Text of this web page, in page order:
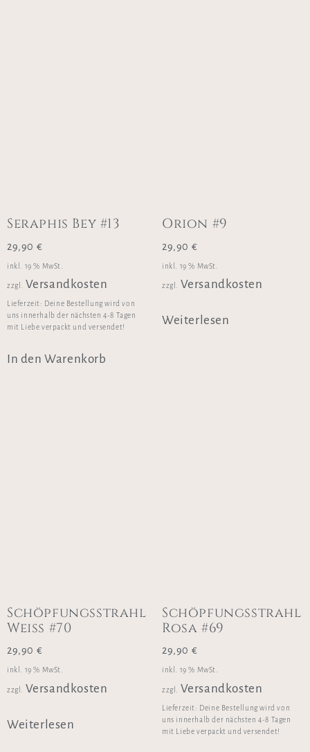
Seraphis Bey #13
29,90 €
inkl. 19 % MwSt.
zzgl. Versandkosten
Lieferzeit: Deine Bestellung wird von
uns innerhalb der nächsten 4-8 Tagen
mit Liebe verpackt und versendet!
In den Warenkorb
Orion #9
29,90 €
inkl. 19 % MwSt.
zzgl. Versandkosten
Weiterlesen
Schöpfungsstrahl
Weiss #70
29,90 €
inkl. 19 % MwSt.
zzgl. Versandkosten
Weiterlesen
Schöpfungsstrahl
Rosa #69
29,90 €
inkl. 19 % MwSt.
zzgl. Versandkosten
Lieferzeit: Deine Bestellung wird von
uns innerhalb der nächsten 4-8 Tagen
mit Liebe verpackt und versendet!